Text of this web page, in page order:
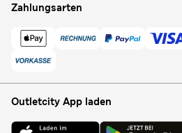
Zahlungsarten
Outletcity App laden